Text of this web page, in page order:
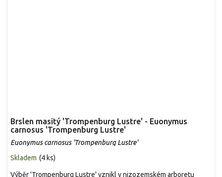
Brslen masitý 'Trompenburg Lustre' - Euonymus
carnosus 'Trompenburg Lustre'
Euonymus carnosus 'Trompenburg Lustre'
Skladem (4 ks)
Výběr 'Trompenburg Lustre' vznikl v nizozemském arboretu